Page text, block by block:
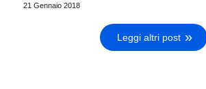
21 Gennaio 2018
Leggi altri post